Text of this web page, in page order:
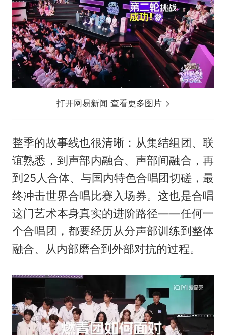
打开网易新闻 查看更多图片
整季的故事线也很清晰：从集结组团、联
谊熟悉，到声部内融合、声部间融合，再
到25人合体、与国内特色合唱团切磋，最
终冲击世界合唱比赛入场券。这也是合唱
这门艺术本身真实的进阶路径——任何一
个合唱团，都要经历从分声部训练到整体
融合、从内部磨合到外部对抗的过程。